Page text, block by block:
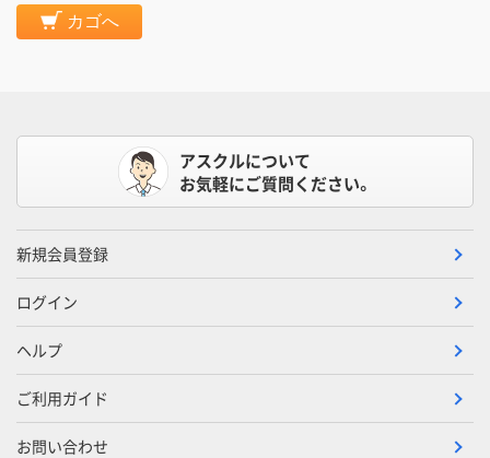
カゴへ
アスクルについて
お気軽にご質問ください。
新規会員登録
ログイン
ヘルプ
ご利用ガイド
お問い合わせ